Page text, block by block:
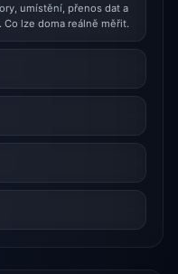
umístění, přenos dat a
lze doma reálně měřit.